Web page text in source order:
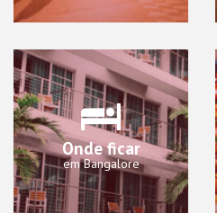
Onde ficar
em Bangalore